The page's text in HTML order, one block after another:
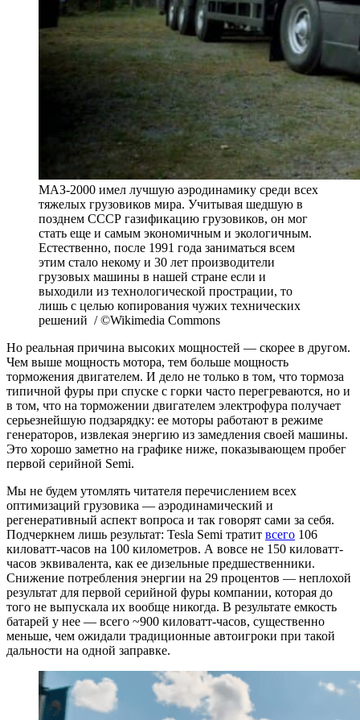
МАЗ-2000 имел лучшую аэродинамику среди всех
тяжелых грузовиков мира. Учитывая шедшую в
позднем СССР газификацию грузовиков, он мог
стать еще и самым экономичным и экологичным.
Естественно, после 1991 года заниматься всем
этим стало некому и 30 лет производители
грузовых машины в нашей стране если и
выходили из технологической прострации, то
лишь с целью копирования чужих технических
решений / ©Wikimedia Commons
Но реальная причина высоких мощностей — скорее в другом.
Чем выше мощность мотора, тем больше мощность
торможения двигателем. И дело не только в том, что тормоза
типичной фуры при спуске с горки часто перегреваются, но и
в том, что на торможении двигателем электрофура получает
серьезнейшую подзарядку: ее моторы работают в режиме
генераторов, извлекая энергию из замедления своей машины.
Это хорошо заметно на графике ниже, показывающем пробег
первой серийной Semi.
Мы не будем утомлять читателя перечислением всех
оптимизаций грузовика — аэродинамический и
регенеративный аспект вопроса и так говорят сами за себя.
Подчеркнем лишь результат: Tesla Semi тратит всего 106
киловатт-часов на 100 километров. А вовсе не 150 киловатт-
часов эквивалента, как ее дизельные предшественники.
Снижение потребления энергии на 29 процентов — неплохой
результат для первой серийной фуры компании, которая до
того не выпускала их вообще никогда. В результате емкость
батарей у нее — всего ~900 киловатт-часов, существенно
меньше, чем ожидали традиционные автоигроки при такой
дальности на одной заправке.